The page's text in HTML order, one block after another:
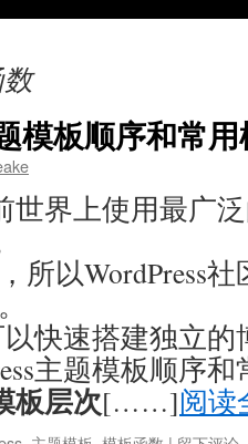
模板顺序和常用
世界上使用最广
所以WordPress
以快速搭建独立
主题模板顺序
板层次[……]阅读